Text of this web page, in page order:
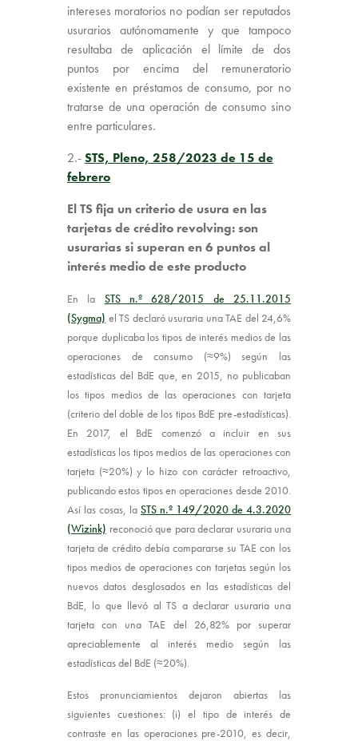
intereses moratorios no podían ser reputados
usurarios autónomamente y que tampoco
resultaba de aplicación el límite de dos
puntos por encima del remuneratorio
existente en préstamos de consumo, por no
tratarse de una operación de consumo sino
entre particulares.
2.-STS, Pleno, 258/2023 de 15 de
febrero
El TS fija un criterio de usura en las
tarjetas de crédito revolving: son
usurarias si superan en 6 puntos al
interés medio de este producto
En la STS n.º 628/2015 de 25.11.2015
(Sygma) el TS declaró usuraria una TAE del 24,6%
porque duplicaba los tipos de interés medios de las
operaciones de consumo (≈9%) según las
estadísticas del BdE que, en 2015, no publicaban
los tipos medios de las operaciones con tarjeta
(criterio del doble de los tipos BdE pre-estadísticas).
En 2017, el BdE comenzó a incluir en sus
estadísticas los tipos medios de las operaciones con
tarjeta (≈20%) y lo hizo con carácter retroactivo,
publicando estos tipos en operaciones desde 2010.
Así las cosas, la STS n.º 149/2020 de 4.3.2020
(Wizink) reconoció que para declarar usuraria una
tarjeta de crédito debía compararse su TAE con los
tipos medios de operaciones con tarjetas según los
nuevos datos desglosados en las estadísticas del
BdE, lo que llevó al TS a declarar usuraria una
tarjeta con una TAE del 26,82% por superar
apreciablemente al interés medio según las
estadísticas del BdE (≈20%).
Estos pronunciamientos dejaron abiertas las
siguientes cuestiones: (i) el tipo de interés de
contraste en las operaciones pre-2010, es decir,